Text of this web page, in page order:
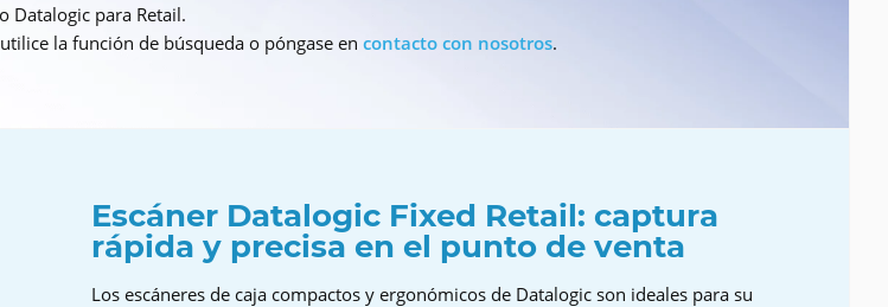
Datalogic para Retail.
la función de búsqueda o póngase en contacto con nosotros.
Escáner Datalogic Fixed Retail: captura
rápida y precisa en el punto de venta
Los escáneres de caja compactos y ergonómicos de Datalogic son ideales para su